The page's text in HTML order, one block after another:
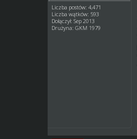
Liczba postów: 4,471
Liczba wątków: 593
Dołączył: Sep 2013
Drużyna: GKM 1979